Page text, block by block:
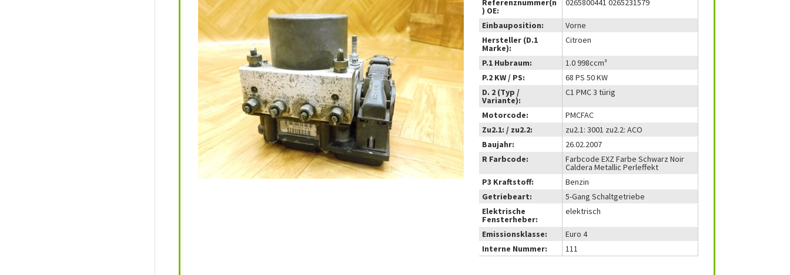
Referenznummer(n
) OE:
0265800441 0265231579
Einbauposition:
Vorne
Hersteller (D.1
Marke):
Citroen
P.1 Hubraum:
1.0 998ccm³
P.2 KW / PS:
68 PS 50 KW
D. 2 (Typ /
Variante):
C1 PMC 3 türig
Motorcode:
PMCFAC
Zu2.1: / zu2.2:
zu2.1: 3001 zu2.2: ACO
Baujahr:
26.02.2007
R Farbcode:
Farbcode EXZ Farbe Schwarz Noir
Caldera Metallic Perleffekt
P3 Kraftstoff:
Benzin
Getriebeart:
5-Gang Schaltgetriebe
Elektrische
Fensterheber:
elektrisch
Emissionsklasse:
Euro 4
Interne Nummer:
111